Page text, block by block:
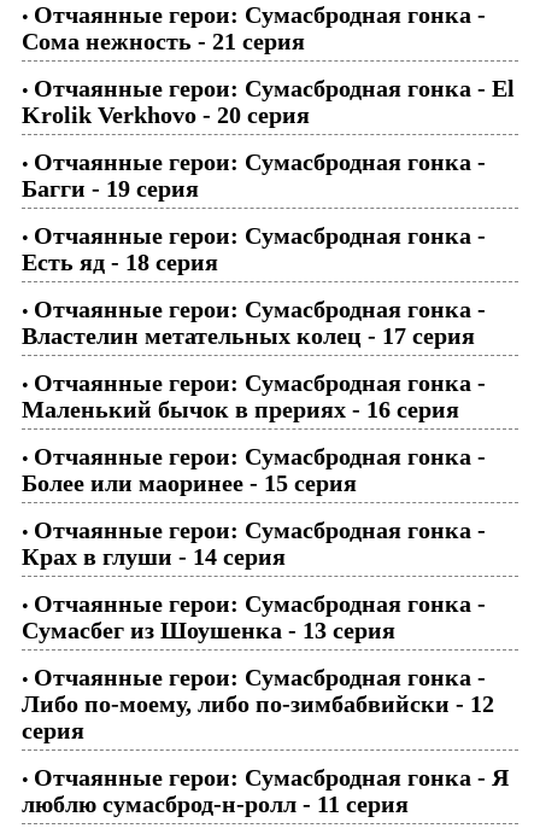
• Отчаянные герои: Сумасбродная гонка -
Сома нежность - 21 серия
• Отчаянные герои: Сумасбродная гонка - El
Krolik Verkhovo - 20 серия
• Отчаянные герои: Сумасбродная гонка -
Багги - 19 серия
• Отчаянные герои: Сумасбродная гонка -
Есть яд - 18 серия
• Отчаянные герои: Сумасбродная гонка -
Властелин метательных колец - 17 серия
• Отчаянные герои: Сумасбродная гонка -
Маленький бычок в прериях - 16 серия
• Отчаянные герои: Сумасбродная гонка -
Более или маоринее - 15 серия
• Отчаянные герои: Сумасбродная гонка -
Крах в глуши - 14 серия
• Отчаянные герои: Сумасбродная гонка -
Сумасбег из Шоушенка - 13 серия
• Отчаянные герои: Сумасбродная гонка -
Либо по-моему, либо по-зимбабвийски - 12
серия
• Отчаянные герои: Сумасбродная гонка - Я
люблю сумасброд-н-ролл - 11 серия